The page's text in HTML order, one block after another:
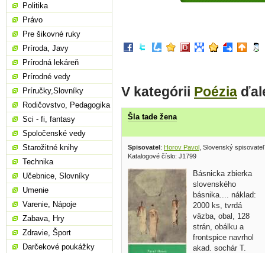
V kategórii Poézia
Šla tade žena
Spisovatel: Horov Pavol , Slovenský
Katalogové číslo: J1799
Básnicka zbierka
slovenského
básnika.... náklad:
2000 ks, tvrdá
väzba, obal, 128
strán, obálku a
frontspice navrhol
akad. sochár T.
Politika
Právo
Pre šikovné ruky
Príroda, Javy
Prírodná lekáreň
Prírodné vedy
Príručky,Slovníky
Rodičovstvo, Pedagogika
Sci - fi, fantasy
Spoločenské vedy
Starožitné knihy
Technika
Učebnice, Slovníky
Umenie
Varenie, Nápoje
Zabava, Hry
Zdravie, Šport
Darčekové poukážky